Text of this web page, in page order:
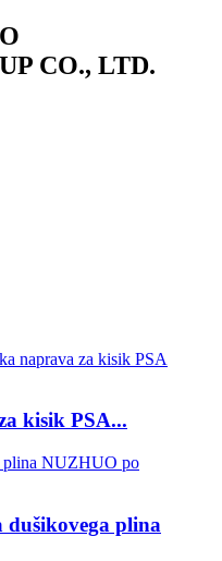
CO., LTD.
kisik PSA...
plina